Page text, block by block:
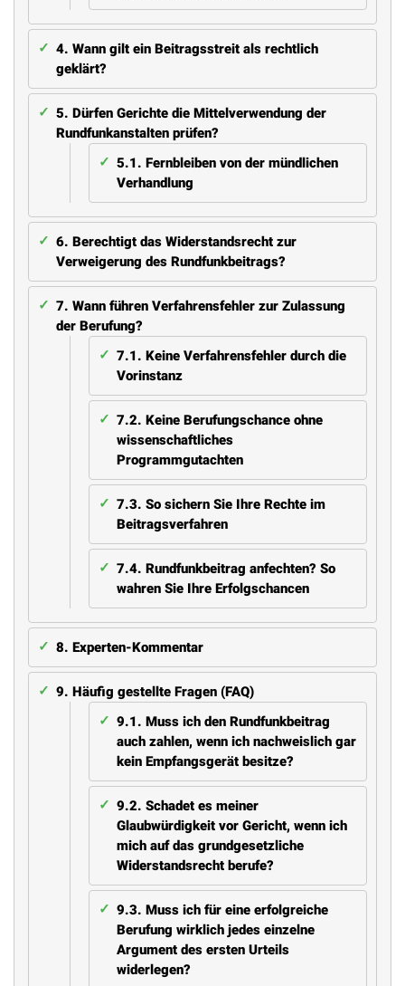
4. Wann gilt ein Beitragsstreit als rechtlich
geklärt?
5. Dürfen Gerichte die Mittelverwendung der
Rundfunkanstalten prüfen?
5.1. Fernbleiben von der mündlichen
Verhandlung
6. Berechtigt das Widerstandsrecht zur
Verweigerung des Rundfunkbeitrags?
7. Wann führen Verfahrensfehler zur Zulassung
der Berufung?
7.1. Keine Verfahrensfehler durch die
Vorinstanz
7.2. Keine Berufungschance ohne
wissenschaftliches
Programmgutachten
7.3. So sichern Sie Ihre Rechte im
Beitragsverfahren
7.4. Rundfunkbeitrag anfechten? So
wahren Sie Ihre Erfolgschancen
8. Experten-Kommentar
9. Häufig gestellte Fragen (FAQ)
9.1. Muss ich den Rundfunkbeitrag
auch zahlen, wenn ich nachweislich gar
kein Empfangsgerät besitze?
9.2. Schadet es meiner
Glaubwürdigkeit vor Gericht, wenn ich
mich auf das grundgesetzliche
Widerstandsrecht berufe?
9.3. Muss ich für eine erfolgreiche
Berufung wirklich jedes einzelne
Argument des ersten Urteils
widerlegen?